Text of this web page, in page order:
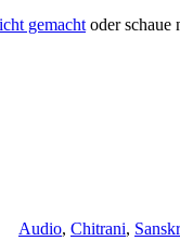
gemacht oder schaue
Audio, Chitrani,